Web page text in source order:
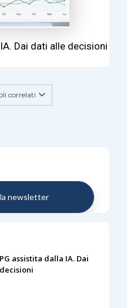
Dai dati alle decisioni
correlati
newsletter
assistita dalla IA. Dai